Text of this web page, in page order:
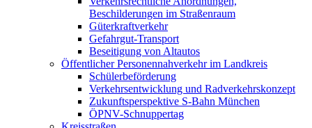
Beschilderungen im Straßenraum
Güterkraftverkehr
Gefahrgut-Transport
Beseitigung von Altautos
Öffentlicher Personennahverkehr im Landkreis
Schülerbeförderung
Verkehrsentwicklung und Radverkehrskonzept
Zukunftsperspektive S-Bahn München
ÖPNV-Schnuppertag